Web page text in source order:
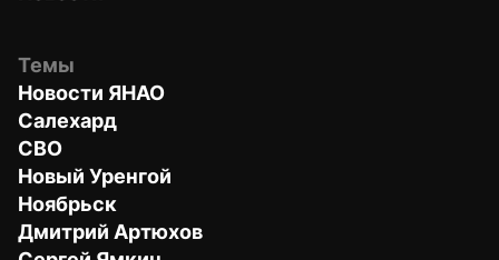
Темы
Новости ЯНАО
Салехард
СВО
Новый Уренгой
Ноябрьск
Дмитрий Артюхов